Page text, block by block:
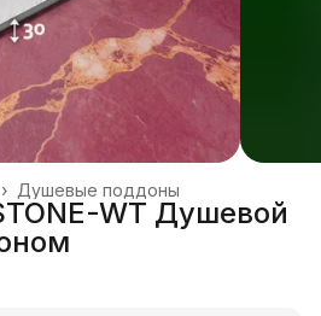
Душевые поддоны
›
WT Душевой